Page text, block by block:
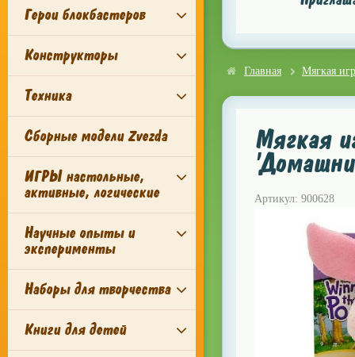
Герои блокбастеров
Конструкторы
Техника
Сборные модели Zvezda
ИГРЫ настольные,
активные, логические
Научные опыты и
эксперименты
Наборы для творчества
Книги для детей
Главная Мягкая
Мягкая
Артикул: 900628